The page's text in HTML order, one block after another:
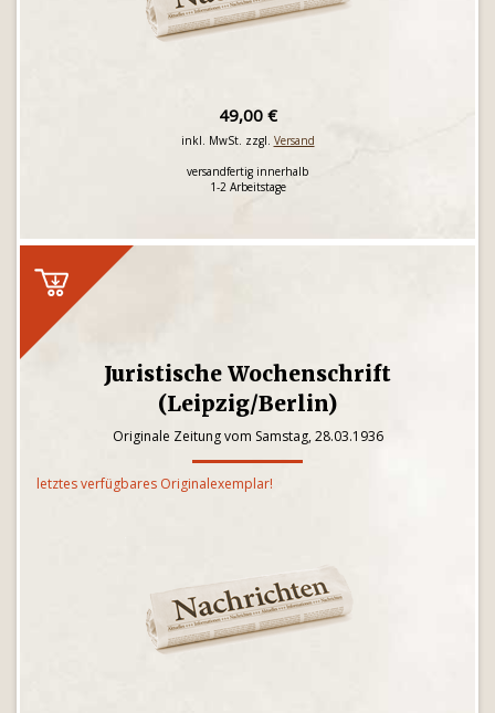
49,00 €
inkl. MwSt. zzgl. Versand
versandfertig innerhalb
1-2 Arbeitstage
Juristische Wochenschrift
(Leipzig/Berlin)
Originale Zeitung vom Samstag, 28.03.1936
letztes verfügbares Originalexemplar!